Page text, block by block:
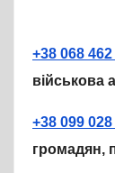
+38 068
військова
+38 099
громадян,